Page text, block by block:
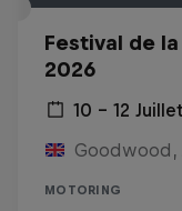
Festival de
2026
10 – 12
Goodwood,
MOTORING